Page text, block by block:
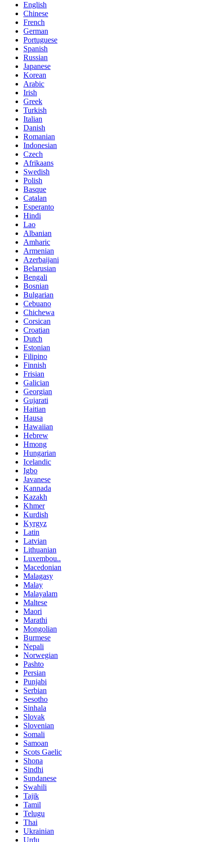
English
Chinese
French
German
Portuguese
Spanish
Russian
Japanese
Korean
Arabic
Irish
Greek
Turkish
Italian
Danish
Romanian
Indonesian
Czech
Afrikaans
Swedish
Polish
Basque
Catalan
Esperanto
Hindi
Lao
Albanian
Amharic
Armenian
Azerbaijani
Belarusian
Bengali
Bosnian
Bulgarian
Cebuano
Chichewa
Corsican
Croatian
Dutch
Estonian
Filipino
Finnish
Frisian
Galician
Georgian
Gujarati
Haitian
Hausa
Hawaiian
Hebrew
Hmong
Hungarian
Icelandic
Igbo
Javanese
Kannada
Kazakh
Khmer
Kurdish
Kyrgyz
Latin
Latvian
Lithuanian
Luxembou..
Macedonian
Malagasy
Malay
Malayalam
Maltese
Maori
Marathi
Mongolian
Burmese
Nepali
Norwegian
Pashto
Persian
Punjabi
Serbian
Sesotho
Sinhala
Slovak
Slovenian
Somali
Samoan
Scots Gaelic
Shona
Sindhi
Sundanese
Swahili
Tajik
Tamil
Telugu
Thai
Ukrainian
Urdu